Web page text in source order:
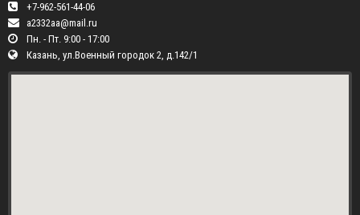
+7-962-561-44-06
a2332aa@mail.ru
Пн. - Пт. 9:00 - 17:00
Казань, ул.Военный городок 2, д.142/1